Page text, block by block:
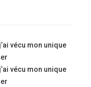
vécu mon unique
vécu mon unique